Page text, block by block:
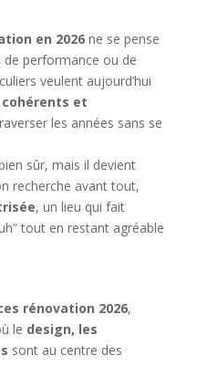
en 2026ne se pense
performance ou de
veulent aujourd’hui
et
les années sans se
sûr, mais il devient
recherche avant tout,
, un lieu qui fait
tout en restant agréable
rénovation 2026,
le design, les
sont au centre des